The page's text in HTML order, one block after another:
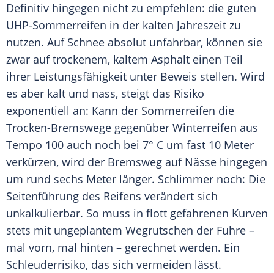
Definitiv hingegen nicht zu empfehlen: die guten
UHP-Sommerreifen in der kalten Jahreszeit zu
nutzen. Auf Schnee absolut unfahrbar, können sie
zwar auf trockenem, kaltem Asphalt einen Teil
ihrer Leistungsfähigkeit unter Beweis stellen. Wird
es aber kalt und nass, steigt das Risiko
exponentiell an: Kann der Sommerreifen die
Trocken-Bremswege gegenüber Winterreifen aus
Tempo 100 auch noch bei 7° C um fast 10 Meter
verkürzen, wird der Bremsweg auf Nässe hingegen
um rund sechs Meter länger. Schlimmer noch: Die
Seitenführung des Reifens verändert sich
unkalkulierbar. So muss in flott gefahrenen Kurven
stets mit ungeplantem Wegrutschen der Fuhre –
mal vorn, mal hinten – gerechnet werden. Ein
Schleuderrisiko, das sich vermeiden lässt.